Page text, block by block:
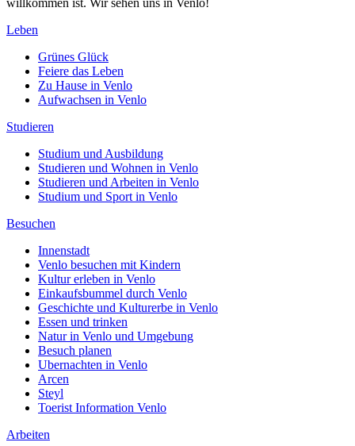
Leben
Grünes Glück
Feiere das Leben
Zu Hause in Venlo
Aufwachsen in Venlo
Studieren
Studium und Ausbildung
Studieren und Wohnen in Venlo
Studieren und Arbeiten in Venlo
Studium und Sport in Venlo
Besuchen
Innenstadt
Venlo besuchen mit Kindern
Kultur erleben in Venlo
Einkaufsbummel durch Venlo
Geschichte und Kulturerbe in Venlo
Essen und trinken
Natur in Venlo und Umgebung
Besuch planen
Ubernachten in Venlo
Arcen
Steyl
Toerist Information Venlo
Arbeiten